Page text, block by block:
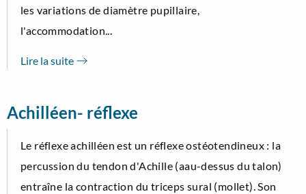
les variations de diamètre pupillaire,
l'accommodation...
Lire la suite
Achilléen- réflexe
Le réflexe achilléen est un réflexe ostéotendineux : la
percussion du tendon d'Achille (aau-dessus du talon)
entraîne la contraction du triceps sural (mollet). Son